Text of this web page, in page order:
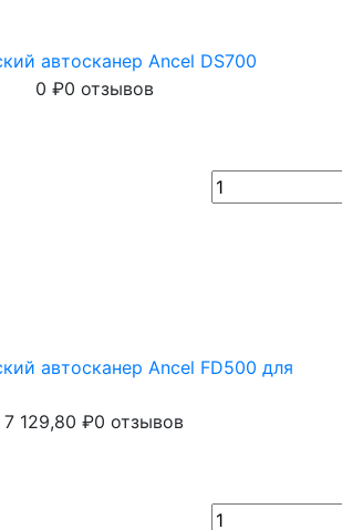
автосканер Ancel DS700
0 ₽0 отзывов
автосканер Ancel FD500 для
7 129,80 ₽0 отзывов